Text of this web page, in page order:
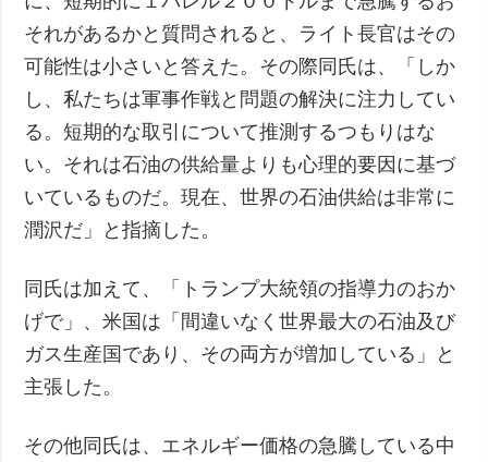
それがあるかと質問されると、ライト長官はその
可能性は小さいと答えた。その際同氏は、「しか
し、私たちは軍事作戦と問題の解決に注力してい
る。短期的な取引について推測するつもりはな
い。それは石油の供給量よりも心理的要因に基づ
いているものだ。現在、世界の石油供給は非常に
潤沢だ」と指摘した。
同氏は加えて、「トランプ大統領の指導力のおか
げで」、米国は「間違いなく世界最大の石油及び
ガス生産国であり、その両方が増加している」と
主張した。
その他同氏は、エネルギー価格の急騰している中